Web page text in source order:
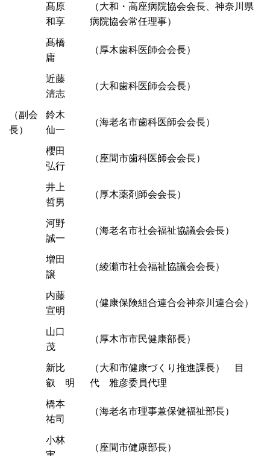
髙原
和享
（大和・高座病院協会会長、神奈川県
病院協会常任理事）
髙橋
庸
（厚木歯科医師会会長）
近藤
清志
（大和歯科医師会会長）
（副会
長）
鈴木
仙一
（海老名市歯科医師会会長）
櫻田
弘行
（座間市歯科医師会会長）
井上
哲男
（厚木薬剤師会会長）
河野
誠一
（海老名市社会福祉協議会会長）
増田
譲
（綾瀬市社会福祉協議会会長）
内藤
宣明
（健康保険組合連合会神奈川連合会）
山口
茂
（厚木市市民健康部長）
新比
叡 明
（大和市健康づくり推進課長） 目
代 雅彦委員代理
橋本
祐司
（海老名市理事兼保健福祉部長）
小林
（座間市健康部長）